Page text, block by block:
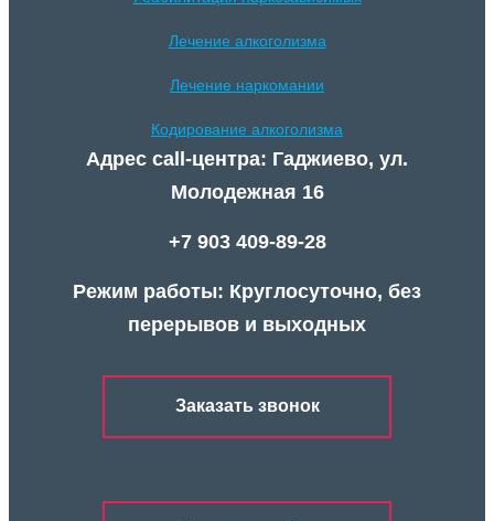
Лечение алкоголизма
Лечение наркомании
Кодирование алкоголизма
Адрес call-центра: Гаджиево, ул.
Молодежная 16
+7 903 409-89-28
Режим работы: Круглосуточно, без
перерывов и выходных
Заказать звонок